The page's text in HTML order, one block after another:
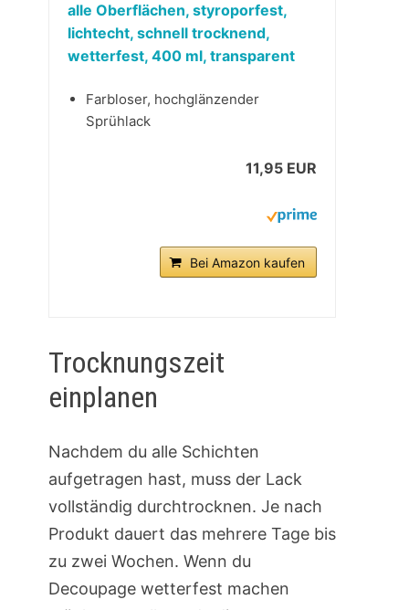
alle Oberflächen, styroporfest,
lichtecht, schnell trocknend,
wetterfest, 400 ml, transparent
Farbloser, hochglänzender
Sprühlack
11,95 EUR
Bei Amazon kaufen
Trocknungszeit
einplanen
Nachdem du alle Schichten
aufgetragen hast, muss der Lack
vollständig durchtrocknen. Je nach
Produkt dauert das mehrere Tage bis
zu zwei Wochen. Wenn du
Decoupage wetterfest machen